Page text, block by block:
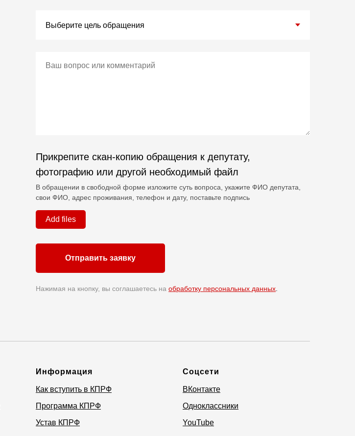
Прикрепите скан-копию обращения к депутату,
фотографию или другой необходимый файл
В обращении в свободной форме изложите суть вопроса, укажите ФИО депутата,
свои ФИО, адрес проживания, телефон и дату, поставьте подпись
Add files
Отправить заявку
Нажимая на кнопку, вы соглашаетесь на обработку персональных данных
Информация
Как вступить в КПРФ
Программа КПРФ
Устав КПРФ
Соцсети
ВКонтакте
Одноклассники
YouTube